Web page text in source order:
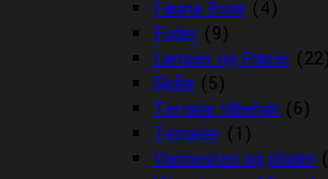
Fauna Boxe (4)
Foder (9)
Lamper og Pærer (22)
Skåle (5)
Terrarie tilbehør (6)
Terrarier (1)
Varmesten og plader